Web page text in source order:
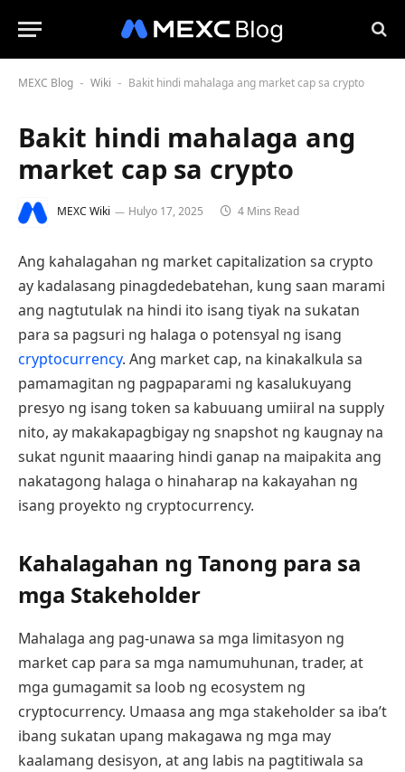
MEXC Blog - Wiki - Bakit hindi mahalaga ang market cap sa crypto
Bakit hindi mahalaga ang
market cap sa crypto
MEXC Wiki Hulyo 17, 2025 4 Mins Read
Ang kahalagahan ng market capitalization sa crypto
ay kadalasang pinagdedebatehan, kung saan marami
ang nagtutulak na hindi ito isang tiyak na sukatan
para sa pagsuri ng halaga o potensyal ng isang
cryptocurrency. Ang market cap, na kinakalkula sa
pamamagitan ng pagpaparami ng kasalukuyang
presyo ng isang token sa kabuuang umiiral na supply
nito, ay makakapagbigay ng snapshot ng kaugnay na
sukat ngunit maaaring hindi ganap na maipakita ang
nakatagong halaga o hinaharap na kakayahan ng
isang proyekto ng cryptocurrency.
Kahalagahan ng Tanong para sa
mga Stakeholder
Mahalaga ang pag-unawa sa mga limitasyon ng
market cap para sa mga namumuhunan, trader, at
mga gumagamit sa loob ng ecosystem ng
cryptocurrency. Umaasa ang mga stakeholder sa iba’t
ibang sukatan upang makagawa ng mga may
kaalamang desisyon, at ang labis na pagtitiwala sa